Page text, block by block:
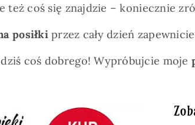
też coś się znajdzie – koniecznie
posiłkiprzez cały dzień
coś dobrego! Wypróbujcie moje